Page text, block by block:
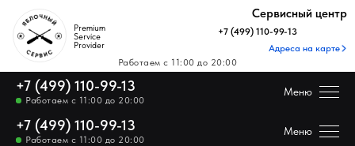
+7 (499) 110-99-13
Работаем с 11:00 до 20:00
Сервисный центр
Адреса на карте
Premium
Service
Provider
Цены на ремонт
Купить технику Apple
+7 (499) 110-99-13
Работаем с 11:00 до 20:00
Меню
+7 (499) 110-99-13
Работаем с 11:00 до 20:00
Меню